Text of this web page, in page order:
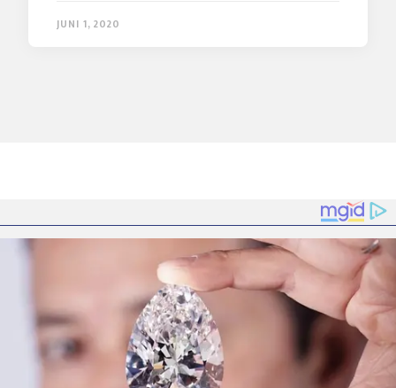
JUNI 1, 2020